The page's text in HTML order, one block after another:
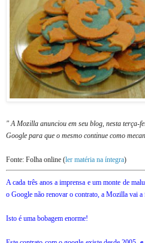
" A Mozilla anunciou em seu blog, nesta terça-
Google para que o mesmo continue como
Fonte: Folha online (ler matéria na íntegra)
A cada três anos a imprensa e um monte de
o Google não renovar o contrato, a Mozilla vai a
Isto é uma bobagem enorme!